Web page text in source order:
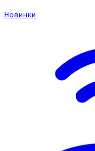
Новинки